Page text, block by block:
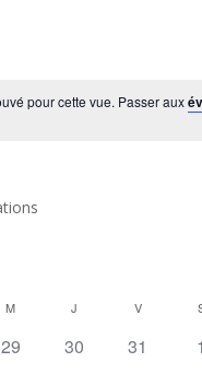
pour cette vue. Passer aux
M J V
0
29
0
30
0
31
0
1